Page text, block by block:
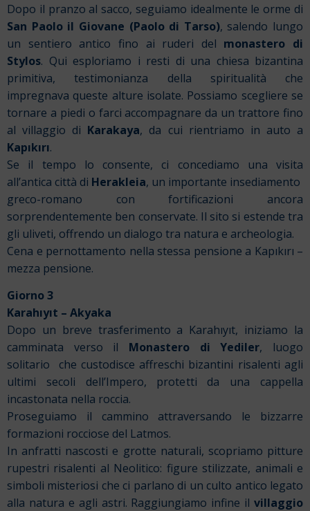
Dopo il pranzo al sacco, seguiamo idealmente le orme di
San Paolo il Giovane (Paolo di Tarso), salendo lungo
un sentiero antico fino ai ruderi del monastero di
Stylos. Qui esploriamo i resti di una chiesa bizantina
primitiva, testimonianza della spiritualità che
impregnava queste alture isolate. Possiamo scegliere se
tornare a piedi o farci accompagnare da un trattore fino
al villaggio di Karakaya, da cui rientriamo in auto a
Kapıkırı.
Se il tempo lo consente, ci concediamo una visita
all’antica città di Herakleia, un importante insediamento
greco-romano con fortificazioni ancora
sorprendentemente ben conservate. Il sito si estende tra
gli uliveti, offrendo un dialogo tra natura e archeologia.
Cena e pernottamento nella stessa pensione a Kapıkırı –
mezza pensione.
Giorno 3
Karahıyıt – Akyaka
Dopo un breve trasferimento a Karahıyıt, iniziamo la
camminata verso il Monastero di Yediler, luogo
solitario che custodisce affreschi bizantini risalenti agli
ultimi secoli dell’Impero, protetti da una cappella
incastonata nella roccia.
Proseguiamo il cammino attraversando le bizzarre
formazioni rocciose del Latmos.
In anfratti nascosti e grotte naturali, scopriamo pitture
rupestri risalenti al Neolitico: figure stilizzate, animali e
simboli misteriosi che ci parlano di un culto antico legato
alla natura e agli astri. Raggiungiamo infine il villaggio